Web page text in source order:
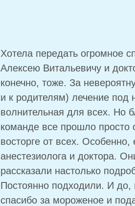
Хотела передать огромное
Алексею Витальевичу и
конечно, тоже. За
и к родителям) лечение под
волнительная для всех. Но
команде все прошло
восторге от всех.
анестезиолога и доктора.
рассказали настолько
Постоянно подходили. И
спасибо за мороженое и